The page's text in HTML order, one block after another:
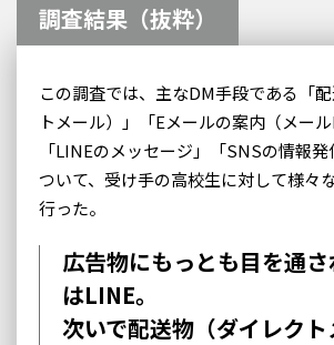
調査結果（抜粋）
この調査では、主なDM手段である「
トメール）」「Eメールの案内（メール
「LINEのメッセージ」「SNSの情報
ついて、受け手の高校生に対して様々
行った。
広告物にもっとも目を通
はLINE。
次いで配送物（ダイレクト